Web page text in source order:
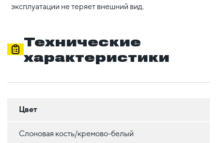
эксплуатации не теряет внешний вид.
Технические
характеристики
Цвет
Слоновая кость/кремово-белый